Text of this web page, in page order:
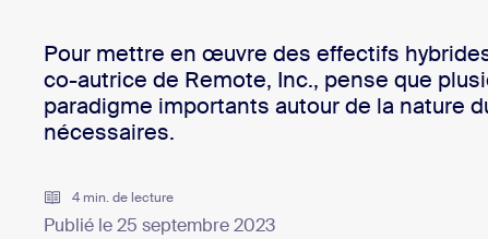
Installer sur ordinateur
Centre de téléchargement
Contactez-nous
Pour mettre en œuvre des effectifs
co-autrice de Remote, Inc., pense que
paradigme importants autour de la nature
nécessaires.
4 min. de lecture
Publié le 25 septembre 2023